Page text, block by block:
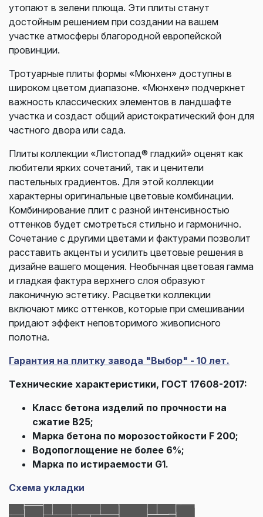
утопают в зелени плюща. Эти плиты станут
достойным решением при создании на вашем
участке атмосферы благородной европейской
провинции.
Тротуарные плиты формы «Мюнхен» доступны в
широком цветом диапазоне. «Мюнхен» подчеркнет
важность классических элементов в ландшафте
участка и создаст общий аристократический фон для
частного двора или сада.
Плиты коллекции «Листопад® гладкий» оценят как
любители ярких сочетаний, так и ценители
пастельных градиентов. Для этой коллекции
характерны оригинальные цветовые комбинации.
Комбинирование плит с разной интенсивностью
оттенков будет смотреться стильно и гармонично.
Сочетание с другими цветами и фактурами позволит
расставить акценты и усилить цветовые решения в
дизайне вашего мощения. Необычная цветовая гамма
и гладкая фактура верхнего слоя образуют
лаконичную эстетику. Расцветки коллекции
включают микс оттенков, которые при смешивании
придают эффект неповторимого живописного
полотна.
Гарантия на плитку завода "Выбор" - 10 лет.
Технические характеристики, ГОСТ 17608-2017:
Класс бетона изделий по прочности на
сжатие В25;
Марка бетона по морозостойкости F 200;
Водопоглощение не более 6%;
Марка по истираемости G1.
Схема укладки